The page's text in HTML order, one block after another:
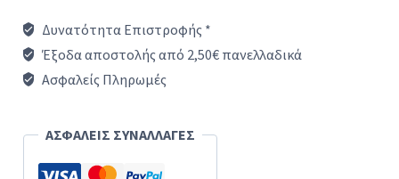
εσωτερικό
SIEMENS/PITSOS/BOSCH/NEFF
ποσότητα
Δυνατότητα Επιστροφής *
Έξοδα αποστολής από 2,50€ πανελλαδικά
Ασφαλείς Πληρωμές
ΑΣΦΑΛΕΙΣ ΣΥΝΑΛΛΑΓΕΣ